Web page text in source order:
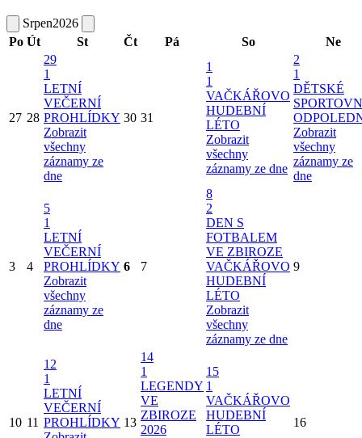
Srpen2026
Po Út St Čt Pá So Ne
27 28
29
1
LETNÍ
VEČERNÍ
PROHLÍDKY
Zobrazit
všechny
záznamy ze
dne
30 31
1
1
VAČKÁŘOVO
HUDEBNÍ
LÉTO
Zobrazit
všechny
záznamy ze dne
2
1
DĚTSKÉ
Zobrazit
všechny
záznamy ze
dne
3 4
5
1
LETNÍ
VEČERNÍ
PROHLÍDKY
Zobrazit
všechny
záznamy ze
dne
6 7
8
2
DEN S
FOTBALEM
VE ZBIROZE
VAČKÁŘOVO
HUDEBNÍ
LÉTO
Zobrazit
všechny
záznamy ze dne
9
10 11
12
1
LETNÍ
VEČERNÍ
PROHLÍDKY 13
14
1
LEGENDY
VE
ZBIROZE
2026
15
1
VAČKÁŘOVO
HUDEBNÍ
LÉTO
16